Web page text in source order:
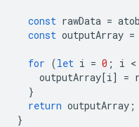
const rawData = atob
const outputArray =
for (let i = 0 ; i <
outputArray[i] =
}
return outputArray ;
}